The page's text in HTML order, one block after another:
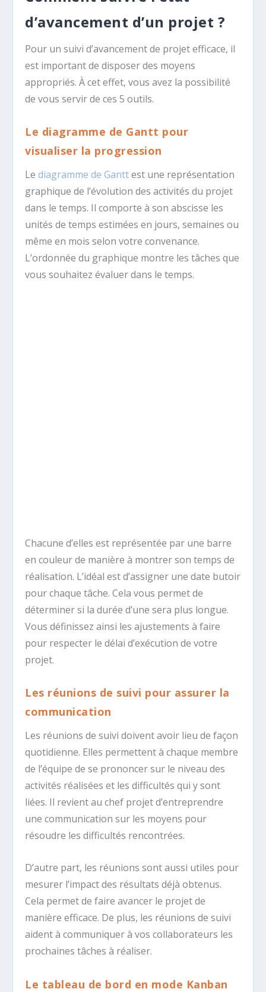
d’avancement d’un projet ?
Pour un suivi d’avancement de projet efficace, il
est important de disposer des moyens
appropriés. À cet effet, vous avez la possibilité
de vous servir de ces 5 outils.
Le diagramme de Gantt pour
visualiser la progression
Lediagramme de Ganttest une représentation
graphique de l’évolution des activités du projet
dans le temps. Il comporte à son abscisse les
unités de temps estimées en jours, semaines ou
même en mois selon votre convenance.
L’ordonnée du graphique montre les tâches que
vous souhaitez évaluer dans le temps.
Chacune d’elles est représentée par une barre
en couleur de manière à montrer son temps de
réalisation. L’idéal est d’assigner une date butoir
pour chaque tâche. Cela vous permet de
déterminer si la durée d’une sera plus longue.
Vous définissez ainsi les ajustements à faire
pour respecter le délai d’exécution de votre
projet.
Les réunions de suivi pour assurer la
communication
Les réunions de suivi doivent avoir lieu de façon
quotidienne. Elles permettent à chaque membre
de l’équipe de se prononcer sur le niveau des
activités réalisées et les difficultés qui y sont
liées. Il revient au chef projet d’entreprendre
une communication sur les moyens pour
résoudre les difficultés rencontrées.
D’autre part, les réunions sont aussi utiles pour
mesurer l’impact des résultats déjà obtenus.
Cela permet de faire avancer le projet de
manière efficace. De plus, les réunions de suivi
aident à communiquer à vos collaborateurs les
prochaines tâches à réaliser.
Le tableau de bord en mode Kanban